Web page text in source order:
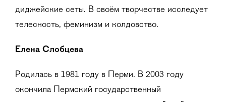
диджейские сеты. В своём творчестве исследует
телесность, феминизм и колдовство.
Елена Слобцева
Родилась в 1981 году в Перми. В 2003 году
окончила Пермский государственный